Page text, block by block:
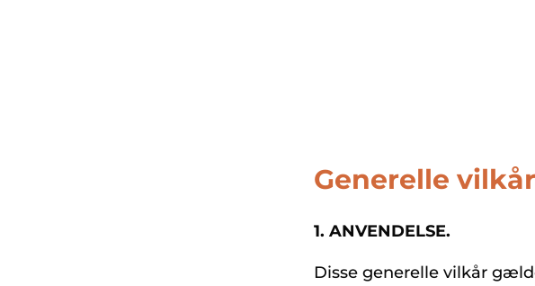
Generelle vilkår
1. ANVENDELSE.
Disse generelle vilkår